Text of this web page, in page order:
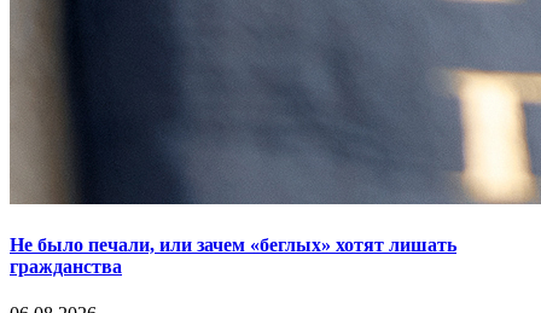
Не было печали, или зачем «беглых» хотят лишать
гражданства